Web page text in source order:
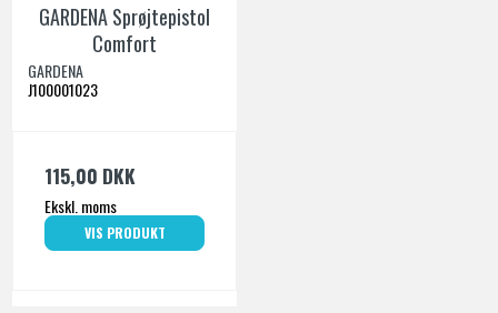
GARDENA Sprøjtepistol
Comfort
GARDENA
J100001023
115,00 DKK
Ekskl. moms
VIS PRODUKT